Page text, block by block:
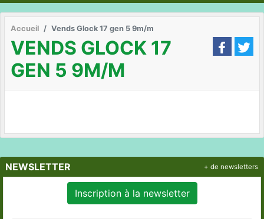
Accueil Vends Glock 17 gen 5 9m/m
VENDS GLOCK 17
GEN 5 9M/M
NEWSLETTER
Inscription à la newsletter
+ de newsletters